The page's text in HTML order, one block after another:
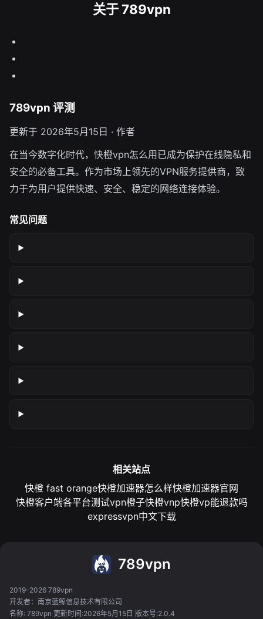
关于 789vpn
789vpn 评测
更新于 2026年5月15日 · 作者
在当今数字化时代，快橙vpn怎么用已成为保护在线隐私和
安全的必备工具。作为市场上领先的VPN服务提供商，致
力于为用户提供快速、安全、稳定的网络连接体验。
常见问题
相关站点
快橙 fast orange快橙加速器怎么样快橙加速器官网
快橙客户端各平台测试vpn橙子快橙vnp快橙vp能退款吗
expressvpn中文下载
789vpn
2019-2026 789vpn
开发者：南京蓝鲸信息技术有限公司
名称: 789vpn 更新时间:2026年5月15日 版本号:2.0.4